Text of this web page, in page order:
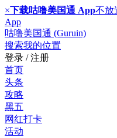
×下载咕噜美国通 App不放
App
咕噜美国通 (Guruin)
搜索我的位置
登录 / 注册
首页
头条
攻略
黑五
网红打卡
活动